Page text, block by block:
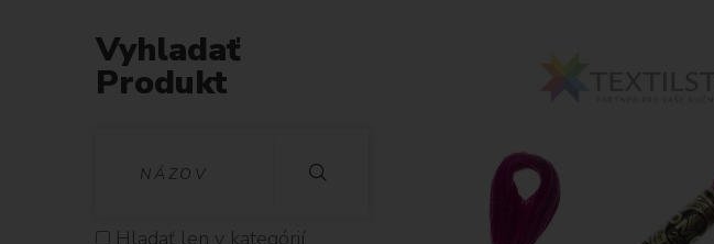
Vyhladať
Produkt
H Hladať len v kategórií